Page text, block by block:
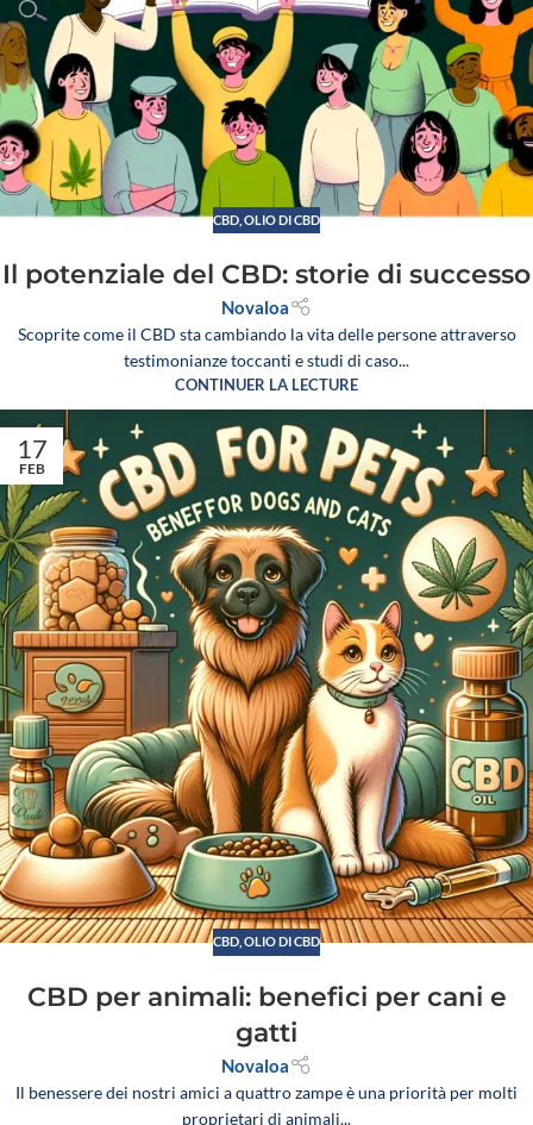
CBD OLIO DI CBD
Il potenziale del CBD: storie di successo
Novaloa
Scoprite come il CBD sta cambiando la vita delle persone attraverso
testimonianze toccanti e studi di caso...
CONTINUER LA LECTURE
17
FEB
CBD OLIO DI CBD
CBD per animali: benefici per cani e
gatti
Novaloa
Il benessere dei nostri amici a quattro zampe è una priorità per molti
proprietari di animali...